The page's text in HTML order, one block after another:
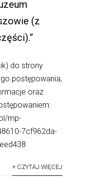
(z
do strony
postępowania,
oraz
mp-
7cf962da-
+ CZYTAJ WIĘCEJ